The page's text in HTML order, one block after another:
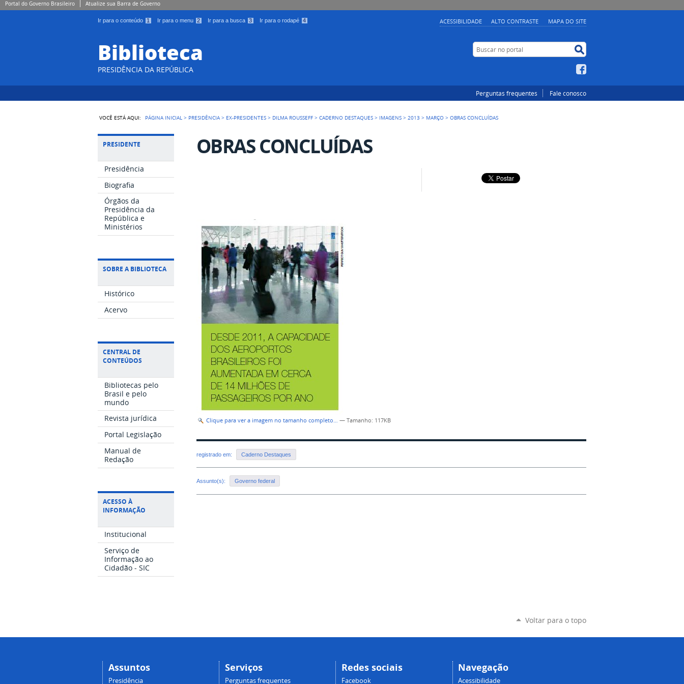
Portal do Governo Brasileiro Atualize sua Barra de Governo
Ir para o conteúdo 1 Ir para o menu 2 Ir para a busca 3 Ir para o rodapé 4 ACESSIBILIDADE ALTO CONTRASTE MAPA DO SITE
Biblioteca
PRESIDÊNCIA DA REPÚBLICA
Buscar no portal
Perguntas frequentes Fale conosco
VOCÊ ESTÁ AQUI: PÁGINA INICIAL > PRESIDÊNCIA > EX-PRESIDENTES > DILMA ROUSSEFF >CADERNO DESTAQUES > IMAGENS >2013 > MARÇO >OBRAS CONCLUÍDAS
PRESIDENTE
Presidência
Biografia
Órgãos da
Presidência da
República e
Ministérios
SOBRE A BIBLIOTECA
Histórico
Acervo
CENTRAL DE
CONTEÚDOS
Bibliotecas pelo
Brasil e pelo
mundo
Revista jurídica
Portal Legislação
Manual de
Redação
ACESSO À
INFORMAÇÃO
Institucional
Serviço de
Informação ao
Cidadão - SIC
OBRAS CONCLUÍDAS
Clique para ver a imagem no tamanho completo… —Tamanho: 117KB
registrado em: Caderno Destaques
Assunto(s): Governo federal
Voltar para o topo
Assuntos
Presidência
Serviços
Perguntas frequentes
Redes sociais
Facebook
Navegação
Acessibilidade